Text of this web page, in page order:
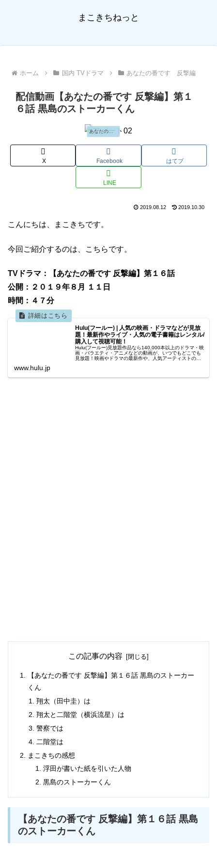
まこきちねっと
ホーム 国内 TVドラマ あなたの番です 反撃編
配信動画【あなたの番です 反撃編】第１
６話 黒島のストーカーくん
あなたの番です 反撃編
X Facebook はてブ
LINE
2019.08.12 2019.10.30
こんにちは、まこきちです。
今回ご紹介するのは、こちらです。
TVドラマ：【あなたの番です 反撃編】第１６話
公開：２０１９年８月 １１日
時間：４７分
Hulu(フールー) | 人気の映画・ドラマなどが見放
題！最新作やライブ・人気の電子書籍はレンタル/
購入して視聴可能！
Hulu(フールー)見放題作品なら140,000本以上のドラマ・映
画・バラエティ・アニメなどの動画が、いつでもどこでも
見放題！映画やドラマの最新作や、人気アーティストのラ
www.hulu.jp
この記事の内容
【あなたの番です 反撃編】第１６話 黒島のストーカー
くん
翔太（田中圭）は
翔太と二階堂（横浜流星）は
警察では
二階堂は
まこきちの感想
浮田が書いた紙を引いた人物
黒島のストーカーくん
【あなたの番です 反撃編】第１６話 黒島
のストーカーくん